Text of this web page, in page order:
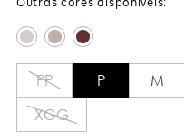
PP P M
XGG